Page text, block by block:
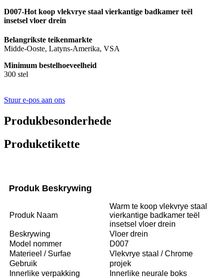
D007-Hot koop vlekvrye staal vierkantige badkamer teël
insetsel vloer drein
Belangrikste teikenmarkte
Midde-Ooste, Latyns-Amerika, VSA
Minimum bestelhoeveelheid
300 stel
Stuur e-pos aan ons
Produkbesonderhede
Produketikette
Produk Beskrywing
Produk Naam
Warm te koop vlekvrye staal
vierkantige badkamer teël
insetsel vloer drein
Beskrywing
Vloer drein
Model nommer
D007
Materieel / Surfae
Vlekvrye staal / Chrome
Gebruik
projek
Innerlike verpakking
Innerlike neurale boks